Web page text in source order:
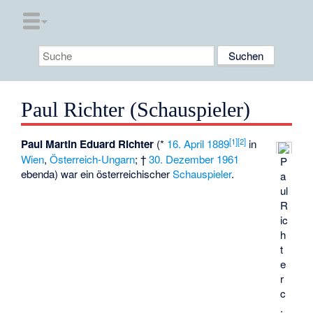
Paul Richter (Schauspieler)
P
a
ul
R
ic
h
t
e
r
c
.
Paul Martin Eduard Richter (* 16. April 1889[1][2] in
Wien,Österreich-Ungarn; †30. Dezember 1961
ebenda) war ein österreichischerSchauspieler.